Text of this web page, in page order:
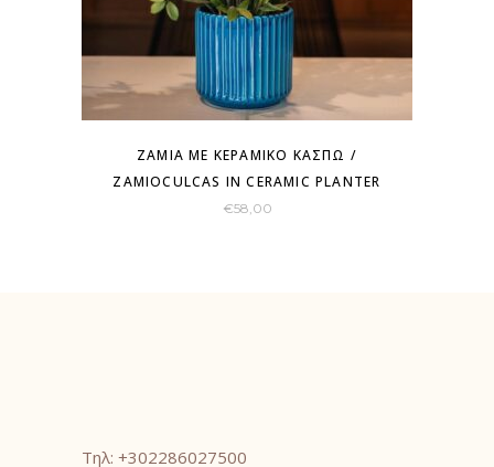
ΖΆΜΙΑ ΜΕ ΚΕΡΑΜΙΚΌ ΚΑΣΠΏ /
ZAMIOCULCAS IN CERAMIC PLANTER
€58,00
Τηλ: +302286027500